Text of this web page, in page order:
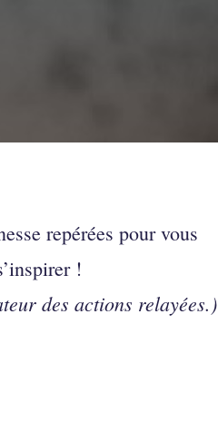
repérées pour vous
!
des actions relayées.)